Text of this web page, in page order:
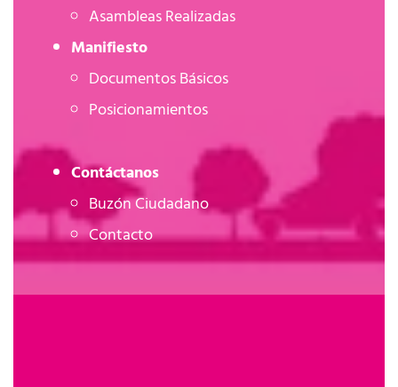
Asambleas Realizadas
Manifiesto
Documentos Básicos
Posicionamientos
Contáctanos
Buzón Ciudadano
Contacto